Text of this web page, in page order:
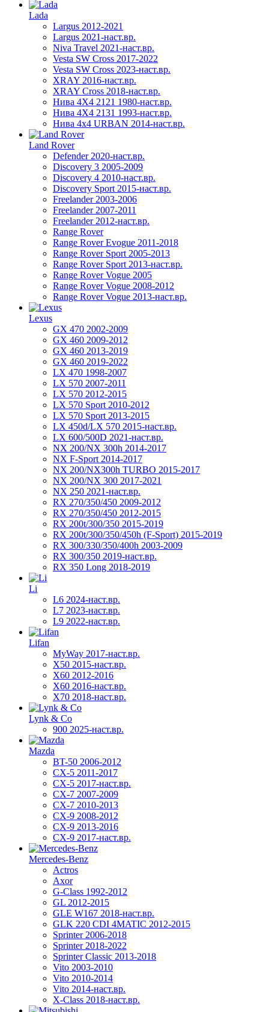
Lada
Largus 2012-2021
Largus 2021-наст.вр.
Niva Travel 2021-наст.вр.
Vesta SW Cross 2017-2022
Vesta SW Cross 2023-наст.вр.
XRAY 2016-наст.вр.
XRAY Cross 2018-наст.вр.
Нива 4X4 2121 1980-наст.вр.
Нива 4X4 2131 1993-наст.вр.
Нива 4х4 URBAN 2014-наст.вр.
Land Rover
Defender 2020-наст.вр.
Discovery 3 2005-2009
Discovery 4 2010-наст.вр.
Discovery Sport 2015-наст.вр.
Freelander 2003-2006
Freelander 2007-2011
Freelander 2012-наст.вр.
Range Rover
Range Rover Evogue 2011-2018
Range Rover Sport 2005-2013
Range Rover Sport 2013-наст.вр.
Range Rover Vogue 2005
Range Rover Vogue 2008-2012
Range Rover Vogue 2013-наст.вр.
Lexus
GX 470 2002-2009
GX 460 2009-2012
GX 460 2013-2019
GX 460 2019-2022
LX 470 1998-2007
LX 570 2007-2011
LX 570 2012-2015
LX 570 Sport 2010-2012
LX 570 Sport 2013-2015
LX 450d/LX 570 2015-наст.вр.
LX 600/500D 2021-наст.вр.
NX 200/NX 300h 2014-2017
NX F-Sport 2014-2017
NX 200/NX300h TURBO 2015-2017
NX 200/NX 300 2017-2021
NX 250 2021-наст.вр.
RX 270/350/450 2009-2012
RX 270/350/450 2012-2015
RX 200t/300/350 2015-2019
RX 200t/300/350/450h (F-Sport) 2015-2019
RX 300/330/350/400h 2003-2009
RX 300/350 2019-наст.вр.
RX 350 Long 2018-2019
Li
L6 2024-наст.вр.
L7 2023-наст.вр.
L9 2022-наст.вр.
Lifan
MyWay 2017-наст.вр.
X50 2015-наст.вр.
X60 2012-2016
X60 2016-наст.вр.
X70 2018-наст.вр.
Lynk & Co
900 2025-наст.вр.
Mazda
BT-50 2006-2012
CX-5 2011-2017
CX-5 2017-наст.вр.
CX-7 2007-2009
CX-7 2010-2013
CX-9 2008-2012
CX-9 2013-2016
CX-9 2017-наст.вр.
Mercedes-Benz
Actros
Axor
G-Class 1992-2012
GL 2012-2015
GLE W167 2018-наст.вр.
GLK 220 CDI 4MATIC 2012-2015
Sprinter 2006-2018
Sprinter 2018-2022
Sprinter Classic 2013-2018
Vito 2003-2010
Vito 2010-2014
Vito 2014-наст.вр.
X-Class 2018-наст.вр.